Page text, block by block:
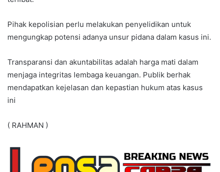
Pihak kepolisian perlu melakukan penyelidikan untuk
mengungkap potensi adanya unsur pidana dalam kasus ini.
Transparansi dan akuntabilitas adalah harga mati dalam
menjaga integritas lembaga keuangan. Publik berhak
mendapatkan kejelasan dan kepastian hukum atas kasus
ini
( RAHMAN )